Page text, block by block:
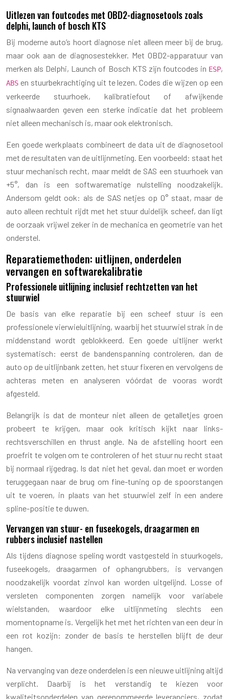
Uitlezen van foutcodes met OBD2-diagnosetools zoals
delphi, launch of bosch KTS
Bij moderne auto’s hoort diagnose niet alleen meer bij de brug,
maar ook aan de diagnosestekker. Met OBD2-apparatuur van
merken als Delphi, Launch of Bosch KTS zijn foutcodes in ESP,
ABS en stuurbekrachtiging uit te lezen. Codes die wijzen op een
verkeerde stuurhoek, kalibratiefout of afwijkende
signaalwaarden geven een sterke indicatie dat het probleem
niet alleen mechanisch is, maar ook elektronisch.
Een goede werkplaats combineert de data uit de diagnosetool
met de resultaten van de uitlijnmeting. Een voorbeeld: staat het
stuur mechanisch recht, maar meldt de SAS een stuurhoek van
+5°, dan is een softwarematige nulstelling noodzakelijk.
Andersom geldt ook: als de SAS netjes op 0° staat, maar de
auto alleen rechtuit rijdt met het stuur duidelijk scheef, dan ligt
de oorzaak vrijwel zeker in de mechanica en geometrie van het
onderstel.
Reparatiemethoden: uitlijnen, onderdelen
vervangen en softwarekalibratie
Professionele uitlijning inclusief rechtzetten van het
stuurwiel
De basis van elke reparatie bij een scheef stuur is een
professionele vierwieluitlijning, waarbij het stuurwiel strak in de
middenstand wordt geblokkeerd. Een goede uitlijner werkt
systematisch: eerst de bandenspanning controleren, dan de
auto op de uitlijnbank zetten, het stuur fixeren en vervolgens de
achteras meten en analyseren vóórdat de vooras wordt
afgesteld.
Belangrijk is dat de monteur niet alleen de getalletjes groen
probeert te krijgen, maar ook kritisch kijkt naar links-
rechtsverschillen en thrust angle. Na de afstelling hoort een
proefrit te volgen om te controleren of het stuur nu recht staat
bij normaal rijgedrag. Is dat niet het geval, dan moet er worden
teruggegaan naar de brug om fine-tuning op de spoorstangen
uit te voeren, in plaats van het stuurwiel zelf in een andere
spline-positie te duwen.
Vervangen van stuur- en fuseekogels, draagarmen en
rubbers inclusief nastellen
Als tijdens diagnose speling wordt vastgesteld in stuurkogels,
fuseekogels, draagarmen of ophangrubbers, is vervangen
noodzakelijk voordat zinvol kan worden uitgelijnd. Losse of
versleten componenten zorgen namelijk voor variabele
wielstanden, waardoor elke uitlijnmeting slechts een
momentopname is. Vergelijk het met het richten van een deur in
een rot kozijn: zonder de basis te herstellen blijft de deur
hangen.
Na vervanging van deze onderdelen is een nieuwe uitlijning altijd
verplicht. Daarbij is het verstandig te kiezen voor
kwaliteitsonderdelen van gerenommeerde leveranciers, zodat